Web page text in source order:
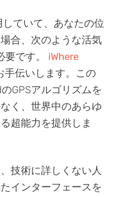
ていて、あなたの位
合、次のような活気
要です。 iWhere
手伝いします。この
GPSアルゴリズムを
く、世界中のあらゆ
超能力を提供しま
技術に詳しくない人
インターフェースを